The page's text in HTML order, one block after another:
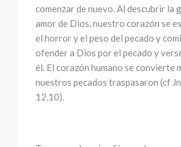
comenzar de nuevo. Al descubrir la
amor de Dios, nuestro corazón se
el horror y el peso del pecado y
ofender a Dios por el pecado y
él. El corazón humano se convierte
nuestros pecados traspasaron (cf
12,10).